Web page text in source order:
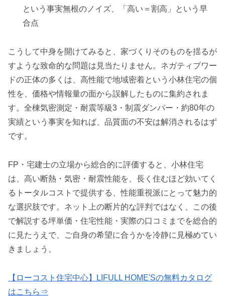
という事実無根のノイズ、「高い＝割高」という早
合点
こうして中身を開けてみると、家づくりそのものを揺るが
すような致命的な問題は見当たりません。ネガティブワー
ドの正体の多くは、高性能で地域密着という小林住宅の個
性を、価格や情報量の面から誤解したものに集約されま
す。全棟気密測定・耐震等級3・制震ダンパー・約80年の
実績という事実を知れば、品質面の不安は解消されるはず
です。
FP・宅建士の立場から総合的に評価すると、小林住宅
は、高い断熱・気密・耐震性能を、長く住むほど効いてく
るトータルコストで提供する、性能重視派にとって魅力的
な選択肢です。ネット上の断片的な評判ではなく、この後
で解説する坪単価・住宅性能・実際の口コミまでを総合的
に見たうえで、ご自身の希望に合うかを冷静に見極めてい
きましょう。
【ローコスト住宅中心】LIFULL HOME'Sの無料カタログ
はこちら⇒